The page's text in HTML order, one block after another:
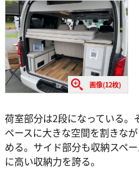
画像(12枚)
荷室部分は2段になっている。
ペースに大きな空間を割きな
める。サイド部分も収納スペ
に高い収納力を誇る。